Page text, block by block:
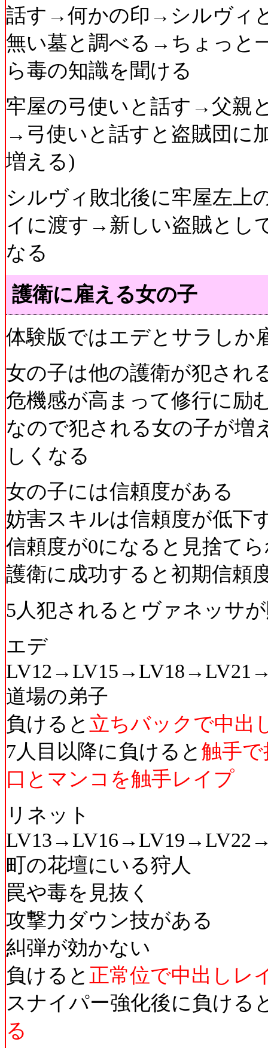
話す→何かの印→シルヴィ
無い墓と調べる→ちょっと
ら毒の知識を聞ける
牢屋の弓使いと話す→父親
→弓使いと話すと盗賊団に
増える)
シルヴィ敗北後に牢屋左
イに渡す→新しい盗賊とし
なる
護衛に雇える女の子
体験版ではエデとサラしか
女の子は他の護衛が犯され
危機感が高まって修行に励
なので犯される女の子が増
しくなる
女の子には信頼度がある
妨害スキルは信頼度が低下
信頼度が0になると見捨て
護衛に成功すると初期信頼
5人犯されるとヴァネッサ
エデ
道場の弟子
負けると 立ちバックで中出
7人目以降に負けると 触手
口とマンコを触手レイプ
リネット
町の花壇にいる狩人
罠や毒を見抜く
攻撃力ダウン技がある
糾弾が効かない
負けると 正常位で中出しレ
スナイパー強化後に負ける
る